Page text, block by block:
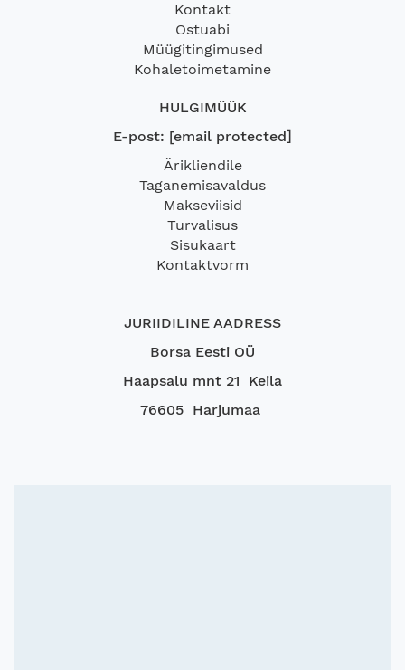
Kontakt
Ostuabi
Müügitingimused
Kohaletoimetamine
HULGIMÜÜK
E-post: [email protected]
Ärikliendile
Taganemisavaldus
Makseviisid
Turvalisus
Sisukaart
Kontaktvorm
JURIIDILINE AADRESS
Borsa Eesti OÜ
Haapsalu mnt 21 Keila
76605 Harjumaa